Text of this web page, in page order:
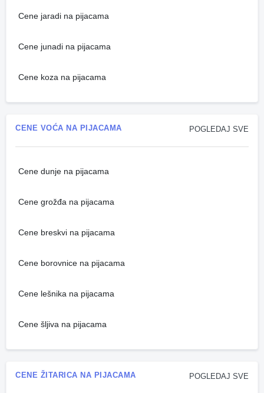
Cene jaradi na pijacama
Cene junadi na pijacama
Cene koza na pijacama
POGLEDAJ SVE
CENE VOĆA NA PIJACAMA
Cene dunje na pijacama
Cene grožđa na pijacama
Cene breskvi na pijacama
Cene borovnice na pijacama
Cene lešnika na pijacama
Cene šljiva na pijacama
POGLEDAJ SVE
CENE ŽITARICA NA PIJACAMA